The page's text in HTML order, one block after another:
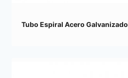
Tubo Espiral Acero Galvanizado